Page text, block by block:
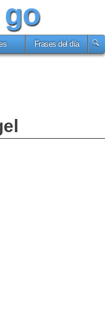
go
Frases del día